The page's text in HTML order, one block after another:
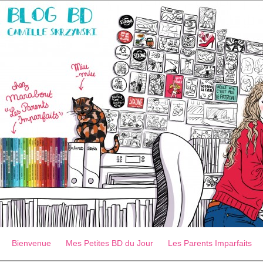
Bienvenue Mes Petites BD du Jour Les Parents Imparfaits